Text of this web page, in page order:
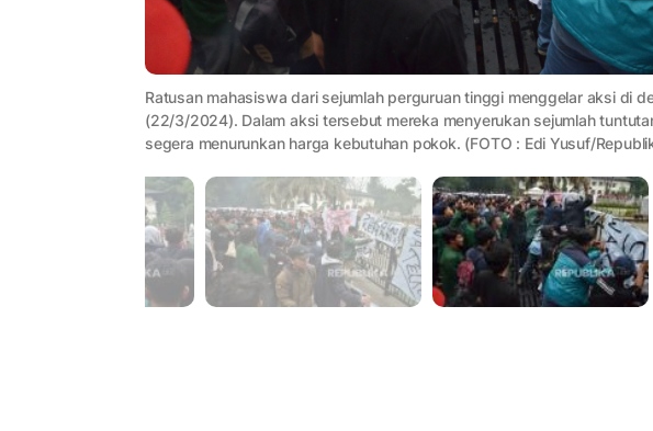
Ratusan mahasiswa dari sejumlah perguruan tinggi menggelar aksi di
(22/3/2024). Dalam aksi tersebut mereka menyerukan sejumlah
segera menurunkan harga kebutuhan pokok. (FOTO : Edi Yusuf/